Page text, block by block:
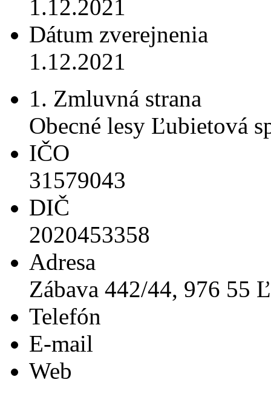
1.12.2021
Dátum zverejnenia
1.12.2021
1. Zmluvná strana
Obecné lesy Ľubietová
IČO
31579043
DIČ
2020453358
Adresa
Zábava 442/44, 976 55
Telefón
E-mail
Web